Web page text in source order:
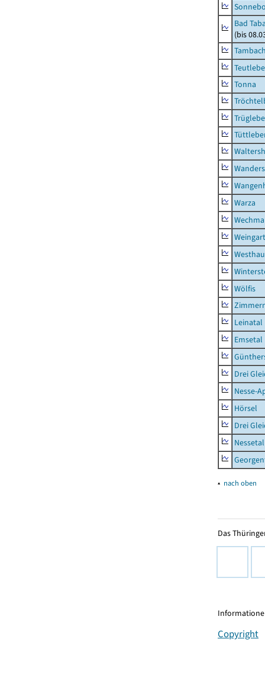
Bad
(bis
Tonna
Warza
Wölfis
Leinatal
Emsetal
Drei
Nesse-
Hörsel
Drei
Nessetal
▴ nach oben
Das
Copyright